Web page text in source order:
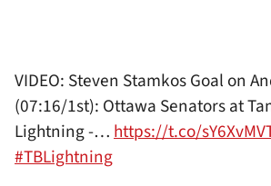
VIDEO: Steven Stamkos Goal on
(07:16/1st): Ottawa Senators at
Lightning -…https://t.co/
#TBLightning